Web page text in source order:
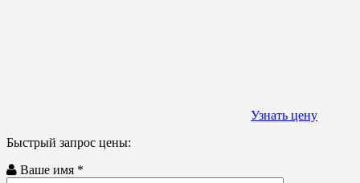
Узнать цену
Быстрый запрос цены:
Ваше имя *